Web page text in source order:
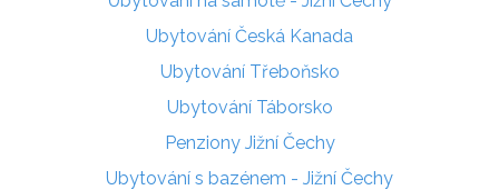
Ubytování Česká Kanada
Ubytování Třeboňsko
Ubytování Táborsko
Penziony Jižní Čechy
Ubytování s bazénem - Jižní Čechy